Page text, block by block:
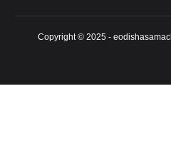
Copyright © 2025 -